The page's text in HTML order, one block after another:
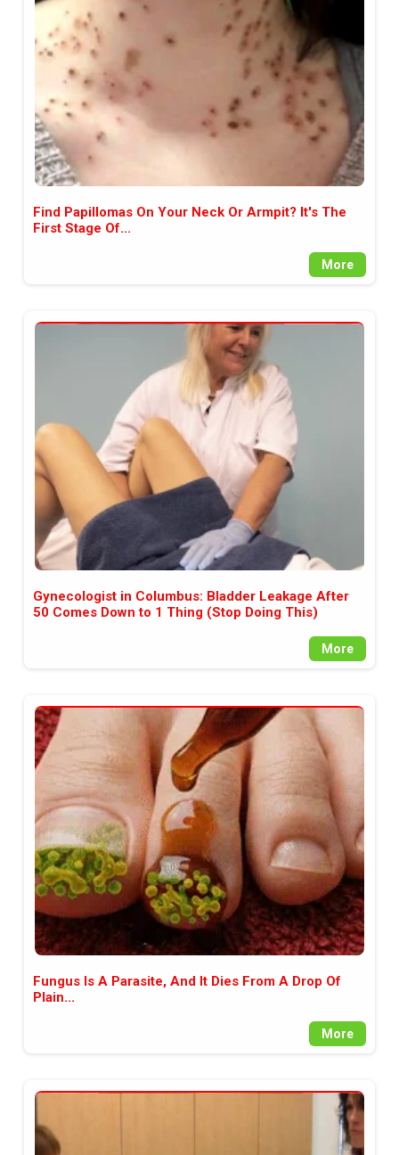
аудитория, затова държим на
прозрачност и коректност от
наша страна. Поднасяме ви
новините такива, каквито са. В
пълния си потенциал.
Find Papillomas On Your Neck Or Armpit? It's The
First Stage Of...
More
Gynecologist in Columbus: Bladder Leakage After
50 Comes Down to 1 Thing (Stop Doing This)
More
Fungus Is A Parasite, And It Dies From A Drop Of
Plain...
More